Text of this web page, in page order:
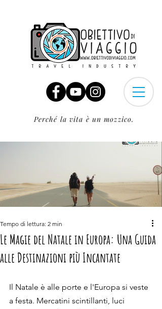
Perché la vita è un mozzico.
Le Magie del Natale in Europa: Una Guida
alle Destinazioni più Incantate
Tempo di lettura: 2 min
Il Natale è alle porte e l'Europa si veste
a festa. Mercatini scintillanti, luci